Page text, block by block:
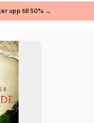
upp till 50% →